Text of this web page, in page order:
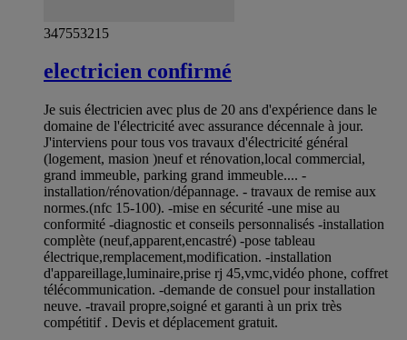
347553215
electricien confirmé
Je suis électricien avec plus de 20 ans d'expérience dans le
domaine de l'électricité avec assurance décennale à jour.
J'interviens pour tous vos travaux d'électricité général
(logement, masion )neuf et rénovation,local commercial,
grand immeuble, parking grand immeuble.... -
installation/rénovation/dépannage. - travaux de remise aux
normes.(nfc 15-100). -mise en sécurité -une mise au
conformité -diagnostic et conseils personnalisés -installation
complète (neuf,apparent,encastré) -pose tableau
électrique,remplacement,modification. -installation
d'appareillage,luminaire,prise rj 45,vmc,vidéo phone, coffret
télécommunication. -demande de consuel pour installation
neuve. -travail propre,soigné et garanti à un prix très
compétitif . Devis et déplacement gratuit.